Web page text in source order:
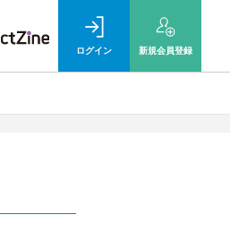
ログイン 新規会員登録